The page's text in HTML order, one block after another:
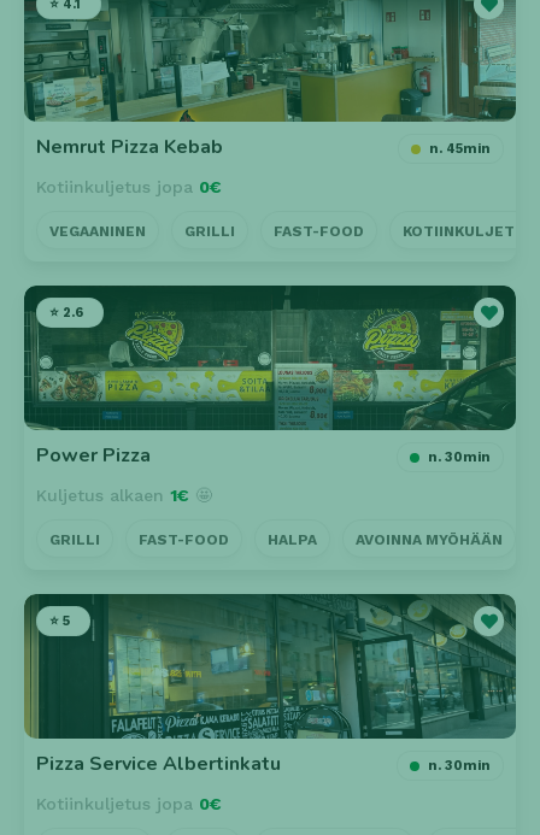
⭐ 4.1
Nemrut Pizza Kebab n. 45min
Kotiinkuljetus jopa 0€
VEGAANINEN GRILLI FAST-FOOD KOTIINKULJETUS
⭐ 2.6
Power Pizza n. 30min
Kuljetus alkaen 1€ 🤩
GRILLI FAST-FOOD HALPA AVOINNA MYÖHÄÄN
⭐ 5
Pizza Service Albertinkatu n. 30min
Kotiinkuljetus jopa 0€